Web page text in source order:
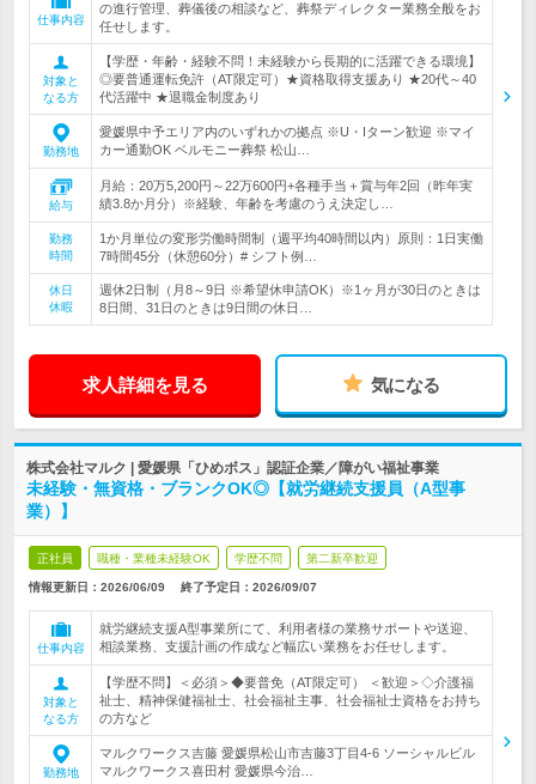
仕事内容
の進行管理、葬儀後の相談など、葬祭ディレクター業務全般をお
任せします。
対象と
なる方
【学歴・年齢・経験不問！未経験から長期的に活躍できる環境】
◎要普通運転免許（AT限定可）★資格取得支援あり ★20代～40
代活躍中 ★退職金制度あり
勤務地
愛媛県中予エリア内のいずれかの拠点 ※U・Iターン歓迎 ※マイ
カー通勤OK ベルモニー葬祭 松山…
給与
月給：20万5,200円～22万600円+各種手当＋賞与年2回（昨年実
績3.8か月分）※経験、年齢を考慮のうえ決定し…
勤務
時間
1か月単位の変形労働時間制（週平均40時間以内）原則：1日実働
7時間45分（休憩60分）# シフト例…
休日
休暇
週休2日制（月8～9日 ※希望休申請OK）※1ヶ月が30日のときは
8日間、31日のときは9日間の休日…
求人詳細を見る 気になる
株式会社マルク | 愛媛県「ひめボス」認証企業／障がい福祉事業
未経験・無資格・ブランクOK◎【就労継続支援員（A型事
業）】
正社員 職種・業種未経験OK 学歴不問 第二新卒歓迎
情報更新日：2026/06/09 終了予定日： 2026/09/07
仕事内容
就労継続支援A型事業所にて、利用者様の業務サポートや送迎、
相談業務、支援計画の作成など幅広い業務をお任せします。
対象と
なる方
【学歴不問】＜必須＞◆要普免（AT限定可） ＜歓迎＞◇介護福
祉士、精神保健福祉士、社会福祉主事、社会福祉士資格をお持ち
の方など
勤務地
マルクワークス吉藤 愛媛県松山市吉藤3丁目4-6 ソーシャルビル
マルクワークス喜田村 愛媛県今治…